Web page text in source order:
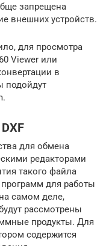
запрещена
внешних устройств.
для просмотра
Viewer или
в
подойдут
для обмена
редакторами
такого файла
для работы
самом деле,
рассмотрены
продукты. Для
содержится